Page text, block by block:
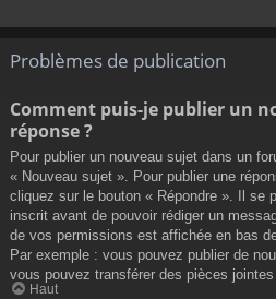
Problèmes de publication
Comment puis-je publier un
réponse ?
Pour publier un nouveau sujet dans un
« Nouveau sujet ». Pour publier une
cliquez sur le bouton « Répondre ». Il se
inscrit avant de pouvoir rédiger un
de vos permissions est affichée en bas
Par exemple : vous pouvez publier de
vous pouvez transférer des pièces
Haut